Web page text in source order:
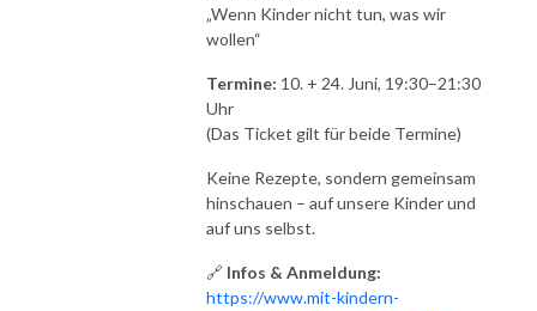
„Wenn Kinder nicht tun, was wir
wollen“
Termine: 10. + 24. Juni, 19:30–21:30
Uhr
(Das Ticket gilt für beide Termine)
Keine Rezepte, sondern gemeinsam
hinschauen – auf unsere Kinder und
auf uns selbst.
🔗 Infos & Anmeldung:
https://www.mit-kindern-